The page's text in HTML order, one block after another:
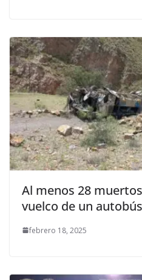
Al menos 28
vuelco de un
febrero 18, 2025